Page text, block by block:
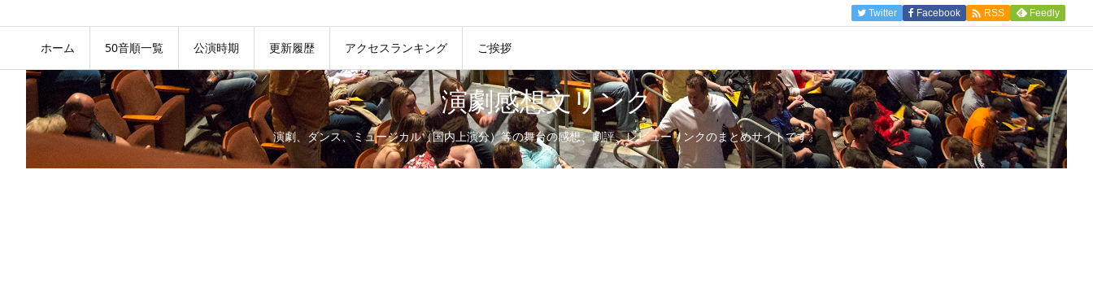
ホーム 50音順一覧 公演時期 更新履歴 アクセスランキング ご挨拶
Twitter Facebook  RSS Feedly
演劇感想文リンク
演劇、ダンス、ミュージカル（国内上演分）等の舞台の感想、劇評、レビューリンクのまとめサイトです。